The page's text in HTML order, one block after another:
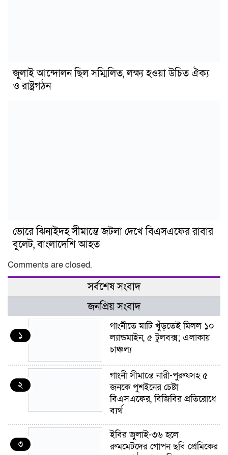
জুলাই আন্দোলন ছিল সম্মিলিত, লক্ষ্য হওয়া উচিত ঐক্য
ও রাষ্ট্রগঠন
ভোরে ঝিনাইদহ সীমান্তে জটলা দেখে বিএসএফের রাবার
বুলেট, বাংলাদেশি আহত
Comments are closed.
সর্বশেষ সংবাদ
জনপ্রিয় সংবাদ
১
গাংনীতে মাটি খুঁড়তেই মিলল ১০
ল্যান্ডমাইন, ৫ টুলবক্স; এলাকায়
চাঞ্চল্য
২
গাংনী সীমান্তে নারী-পুরুষসহ ৫
জনকে পুশইনের চেষ্টা
বিএসএফের, বিজিবির প্রতিরোধে
ব্যর্থ
৩
ইবির জুলাই-৩৬ হলে
রুমমেটদের গোপন ছবি প্রেমিকের